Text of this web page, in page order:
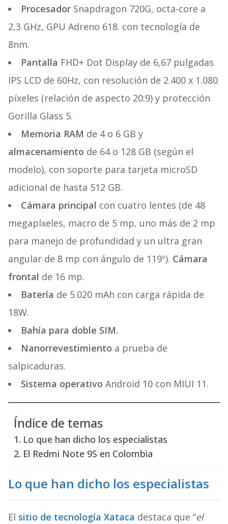
ProcesadorSnapdragon 720G, octa-core a
2,3 GHz, GPU Adreno 618. con tecnología de
8nm.
Pantalla FHD+ Dot Display de 6,67 pulgadas
IPS LCD de 60Hz, con resolución de 2.400 x 1.080
píxeles (relación de aspecto 20:9) y protección
Gorilla Glass 5.
Memoria RAM de 4 o 6 GB y
almacenamiento de 64 o 128 GB (según el
modelo), con soporte para tarjeta microSD
adicional de hasta 512 GB.
Cámara principal con cuatro lentes (de 48
megapíxeles, macro de 5 mp, uno más de 2 mp
para manejo de profundidad y un ultra gran
angular de 8 mp con ángulo de 119º). Cámara
frontal de 16 mp.
Batería de 5.020 mAh con carga rápida de
18W.
Bahía para doble SIM.
Nanorrevestimiento a prueba de
salpicaduras.
Sistema operativo Android 10 con MIUI 11.
Índice de temas
Lo que han dicho los especialistas
El Redmi Note 9S en Colombia
Lo que han dicho los especialistas
El sitio de tecnología Xataca destaca que “el